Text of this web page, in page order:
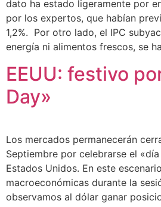
dato ha estado ligeramente por
por los expertos, que habían
1,2%. Por otro lado, el IPC
energía ni alimentos frescos, se
EEUU: festivo
Day»
Los mercados permanecerán
Septiembre por celebrarse el
Estados Unidos. En este
macroeconómicas durante la
observamos al dólar ganar